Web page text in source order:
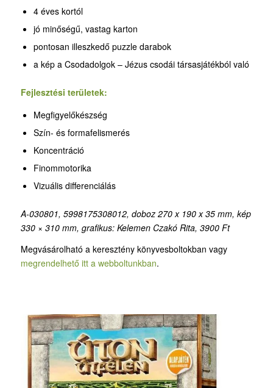
4 éves kortól
jó minőségű, vastag karton
pontosan illeszkedő puzzle darabok
a kép a Csodadolgok – Jézus csodái társasjátékból való
Fejlesztési területek:
Megfigyelőkészség
Szín- és formafelismerés
Koncentráció
Finommotorika
Vizuális differenciálás
A-030801, 5998175308012, doboz 270 x 190 x 35 mm, kép
330 × 310 mm, grafikus: Kelemen Czakó Rita, 3900 Ft
Megvásárolható a keresztény könyvesboltokban vagy
megrendelhető itt a webboltunkban.